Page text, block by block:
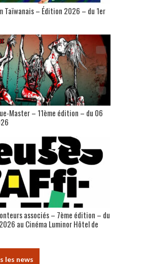
Taïwanais – Édition 2026 – du 1er
Master – 11ème édition – du 06
associés – 7ème édition – du
au Cinéma Luminor Hôtel de
les news